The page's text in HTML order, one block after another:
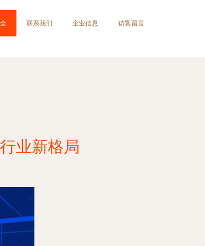
联系我们 企业信息 访客留言
业新格局